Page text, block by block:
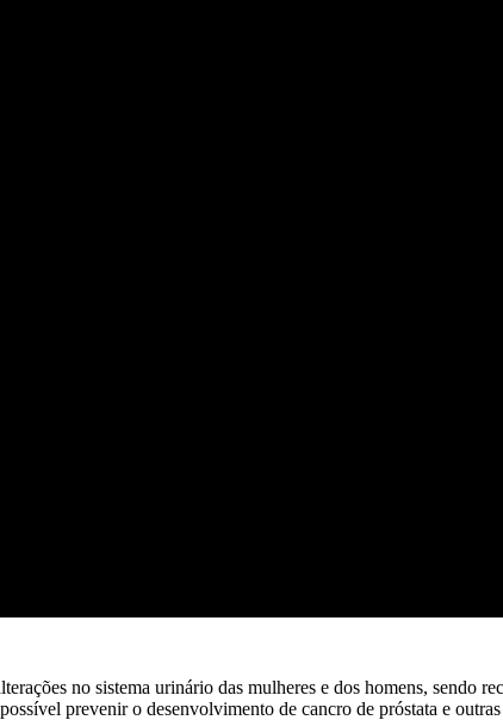
no sistema urinário das mulheres e dos homens, sendo
prevenir o desenvolvimento de cancro de próstata e outras